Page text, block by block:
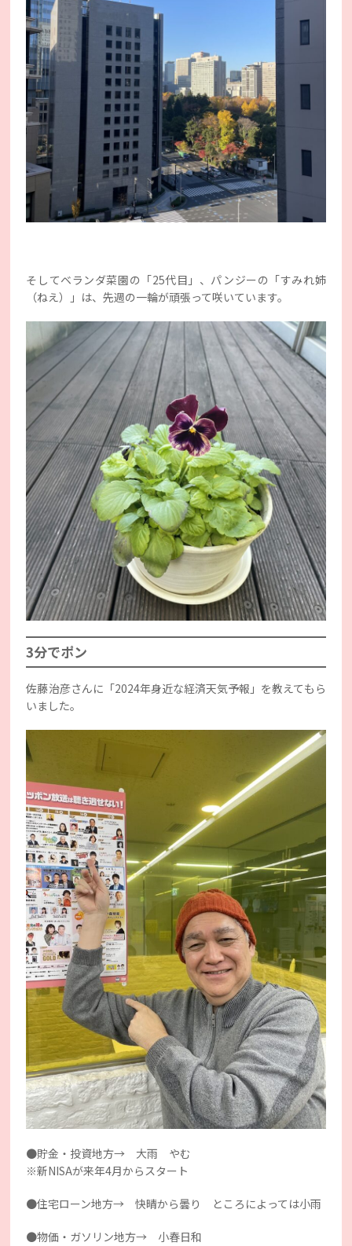
そしてベランダ菜園の「25代目」、パンジーの「すみれ姉
（ねえ）」は、先週の一輪が頑張って咲いています。
3分でポン
佐藤治彦さんに「2024年身近な経済天気予報」を教えてもら
いました。
●貯金・投資地方→ 大雨 やむ
※新NISAが来年4月からスタート
●住宅ローン地方→ 快晴から曇り ところによっては小雨
●物価・ガソリン地方→ 小春日和